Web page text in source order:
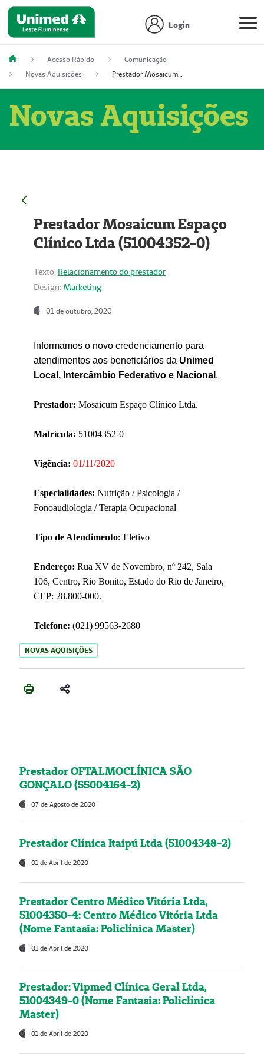
Login
Acesso Rápido
Comunicação
Novas Aquisições
Prestador Mosaicum Espaço Clínico Ltda (51004352-0)
Novas Aquisições
Prestador Mosaicum Espaço
Clínico Ltda (51004352-0)
Texto: Relacionamento do prestador
Design: Marketing
01 de outubro, 2020
Informamos o novo credenciamento para
atendimentos aos beneficiários da Unimed
Local, Intercâmbio Federativo e Nacional .
Prestador: Mosaicum Espaço Clínico Ltda.
Matrícula: 51004352-0
Vigência: 01/11/2020
Especialidades: Nutrição / Psicologia /
Fonoaudiologia / Terapia Ocupacional
Tipo de Atendimento: Eletivo
Endereço: Rua XV de Novembro, nº 242, Sala
106, Centro, Rio Bonito, Estado do Rio de Janeiro,
CEP: 28.800-000.
Telefone: (021) 99563-2680
NOVAS AQUISIÇÕES
Prestador OFTALMOCLÍNICA SÃO
GONÇALO (55004164-2)
07 de Agosto de 2020
Prestador Clínica Itaipú Ltda (51004348-2)
01 de Abril de 2020
Prestador Centro Médico Vitória Ltda,
51004350-4: Centro Médico Vitória Ltda
(Nome Fantasia: Policlínica Master)
01 de Abril de 2020
Prestador: Vipmed Clínica Geral Ltda,
51004349-0 (Nome Fantasia: Policlínica
Master)
01 de Abril de 2020